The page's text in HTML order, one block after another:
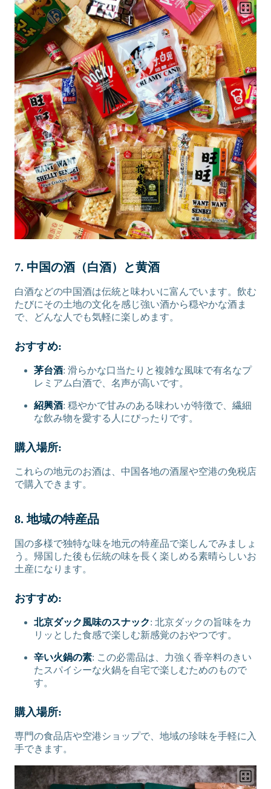
7. 中国の酒（白酒）と黄酒
白酒などの中国酒は伝統と味わいに富んでいます。飲む
たびにその土地の文化を感じ強い酒から穏やかな酒ま
で、どんな人でも気軽に楽しめます。
おすすめ:
茅台酒: 滑らかな口当たりと複雑な風味で有名なプ
レミアム白酒で、名声が高いです。
紹興酒: 穏やかで甘みのある味わいが特徴で、繊細
な飲み物を愛する人にぴったりです。
購入場所:
これらの地元のお酒は、中国各地の酒屋や空港の免税店
で購入できます。
8. 地域の特産品
国の多様で独特な味を地元の特産品で楽しんでみましょ
う。帰国した後も伝統の味を長く楽しめる素晴らしいお
土産になります。
おすすめ:
北京ダック風味のスナック: 北京ダックの旨味をカ
リッとした食感で楽しむ新感覚のおやつです。
辛い火鍋の素: この必需品は、力強く香辛料のきい
たスパイシーな火鍋を自宅で楽しむためのもので
す。
購入場所:
専門の食品店や空港ショップで、地域の珍味を手軽に入
手できます。